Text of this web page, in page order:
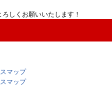
しくお願いいたします！